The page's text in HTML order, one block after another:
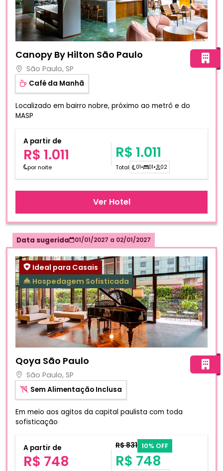
Canopy By Hilton São Paulo
São Paulo, SP
Café da Manhã
Localizado em bairro nobre, próximo ao metrô e do
MASP
A partir de
R$ 1.011
por noite
R$ 1.011
Total 01• 01• 02
Ver Hotel
Data sugerida 01/01/2027 a 02/01/2027
Ideal para Casais
Hospedagem Sofisticada
Qoya São Paulo
São Paulo, SP
Sem Alimentação Inclusa
Em meio aos agitos da capital paulista com toda
sofisticação
A partir de
R$ 748
R$ 831 10% OFF
R$ 748